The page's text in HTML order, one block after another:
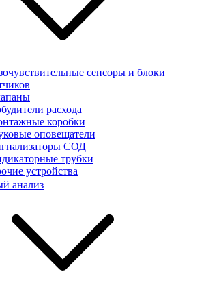
сенсоры и блоки
расхода
коробки
оповещатели
СОД
трубки
устройства
анализ